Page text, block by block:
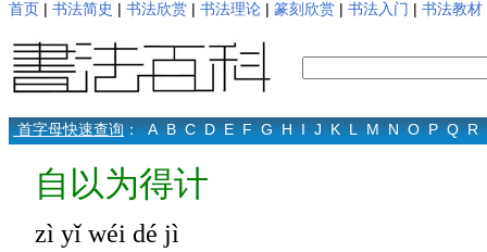
首页 | 书法简史 | 书法欣赏 | 书法理论 | 篆刻欣赏 | 书法入门 | 书法教材
首字母快速查询： A B C D E F G H I J K L M N O P Q R
自以为得计
zì yǐ wéi dé jì